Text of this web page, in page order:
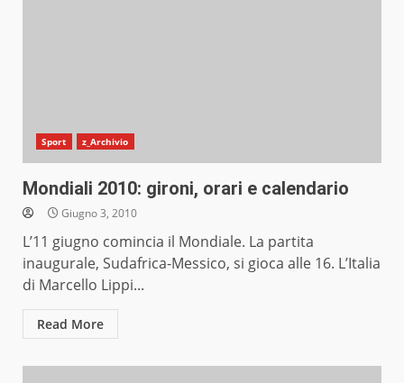
Sport z_Archivio
Mondiali 2010: gironi, orari e calendario
Giugno 3, 2010
L’11 giugno comincia il Mondiale. La partita
inaugurale, Sudafrica-Messico, si gioca alle 16. L’Italia
di Marcello Lippi...
Read More